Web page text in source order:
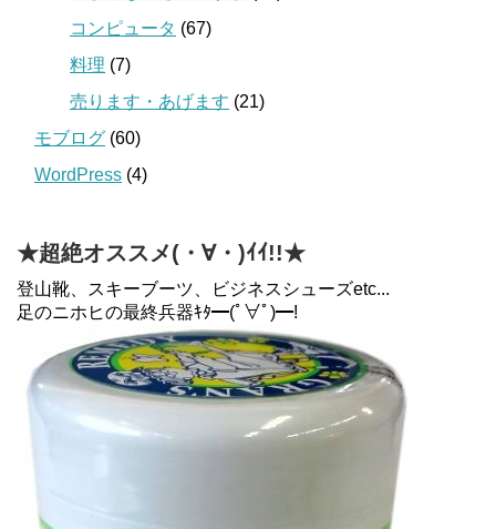
コンピュータ (67)
料理 (7)
売ります・あげます (21)
モブログ (60)
WordPress (4)
★超絶オススメ(・∀・)ｲｲ!!★
登山靴、スキーブーツ、ビジネスシューズetc...
足のニホヒの最終兵器ｷﾀ━(ﾟ∀ﾟ)━!